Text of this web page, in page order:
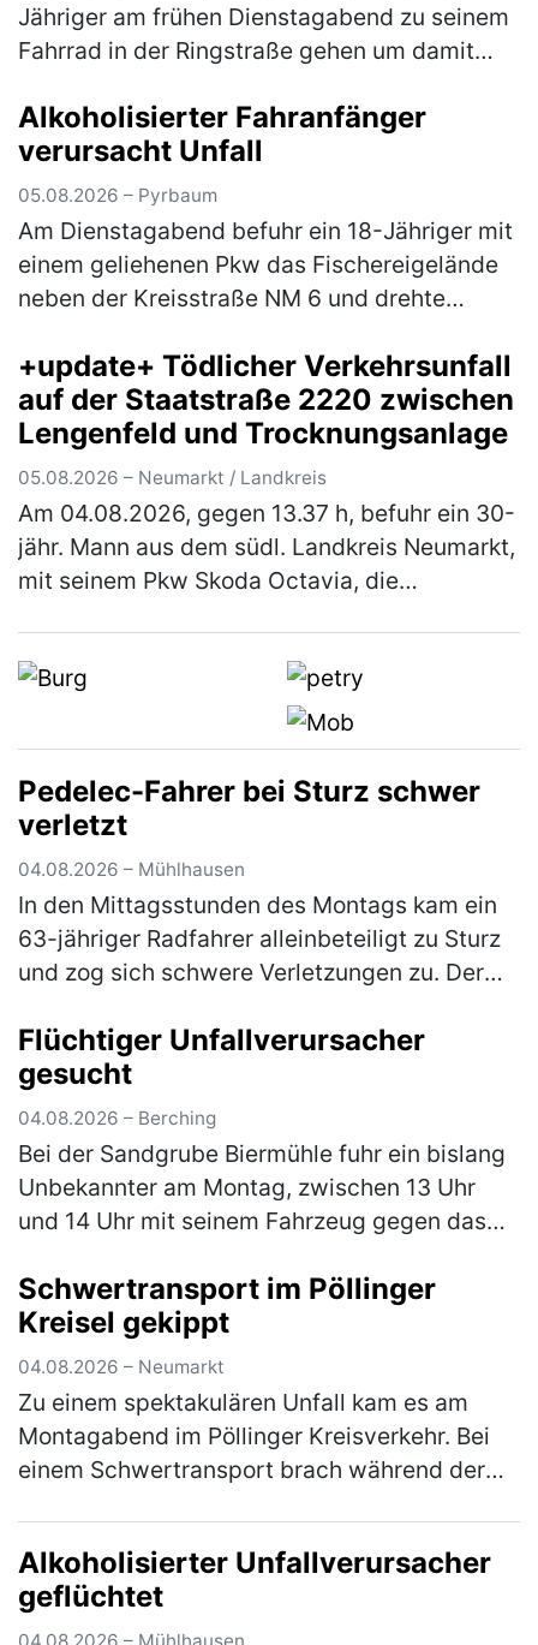
Jähriger am frühen Dienstagabend zu seinem
Fahrrad in der Ringstraße gehen um damit
der Herr jedoch aufgrund seiner star…
Alkoholisierter Fahranfänger
verursacht Unfall
05.08.2026 – Pyrbaum
Am Dienstagabend befuhr ein 18-Jähriger mit
einem geliehenen Pkw das Fischereigelände
neben der Kreisstraße NM 6 und drehte
Hierbei verlor der Fahranfänger …(mehr)
+update+ Tödlicher Verkehrsunfall
auf der Staatstraße 2220 zwischen
Lengenfeld und Trocknungsanlage
05.08.2026 – Neumarkt / Landkreis
Am 04.08.2026, gegen 13.37 h, befuhr ein 30-
jähr. Mann aus dem südl. Landkreis Neumarkt,
mit seinem Pkw Skoda Octavia, die
(mehr)
Pedelec-Fahrer bei Sturz schwer
verletzt
04.08.2026 – Mühlhausen
In den Mittagsstunden des Montags kam ein
63-jähriger Radfahrer alleinbeteiligt zu Sturz
und zog sich schwere Verletzungen zu. Der
Radweg von Weihersdorf in Richtun…
Flüchtiger Unfallverursacher
gesucht
04.08.2026 – Berching
Bei der Sandgrube Biermühle fuhr ein bislang
Unbekannter am Montag, zwischen 13 Uhr
und 14 Uhr mit seinem Fahrzeug gegen das
Sachschaden in Höhe von rund 5.000 €. Der…
(mehr)
Schwertransport im Pöllinger
Kreisel gekippt
04.08.2026 – Neumarkt
Zu einem spektakulären Unfall kam es am
Montagabend im Pöllinger Kreisverkehr. Bei
einem Schwertransport brach während der
Alkoholisierter Unfallverursacher
geflüchtet